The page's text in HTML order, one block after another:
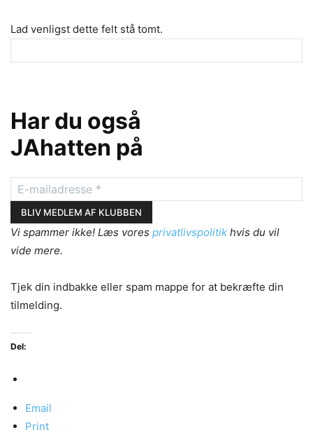
Lad venligst dette felt stå tomt.
Har du også
JAhatten på
Vi spammer ikke! Læs vores privatlivspolitik hvis du vil
vide mere.
Tjek din indbakke eller spam mappe for at bekræfte din
tilmelding.
Del:
Email
Print